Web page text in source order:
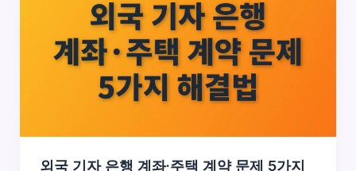
외국 기자 은행 계좌·주택 계약 문제 5가지